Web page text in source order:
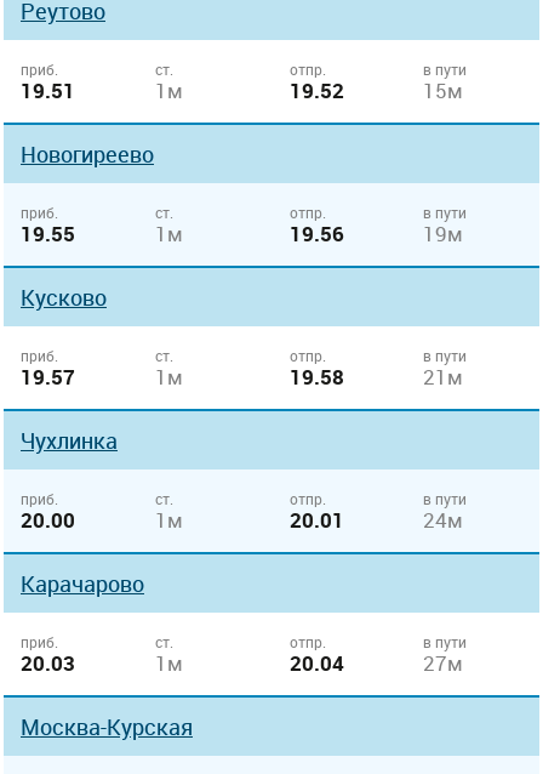
Реутово
приб.
19.51
ст.
1м
отпр.
19.52
в пути
15м
Новогиреево
приб.
19.55
ст.
1м
отпр.
19.56
в пути
19м
Кусково
приб.
19.57
ст.
1м
отпр.
19.58
в пути
21м
Чухлинка
приб.
20.00
ст.
1м
отпр.
20.01
в пути
24м
Карачарово
приб.
20.03
ст.
1м
отпр.
20.04
в пути
27м
Москва-Курская